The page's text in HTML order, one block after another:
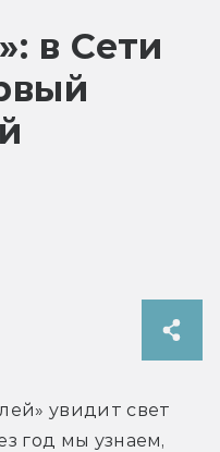
в Сети
увидит свет
год мы узнаем,